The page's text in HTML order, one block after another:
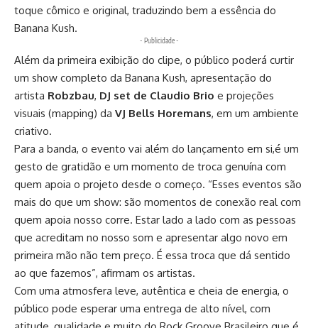
toque cômico e original, traduzindo bem a essência do
Banana Kush.
- Publicidade -
Além da primeira exibição do clipe, o público poderá curtir
um show completo da Banana Kush, apresentação do
artista Robzbau, DJ set de Claudio Brio e projeções
visuais (mapping) da VJ Bells Horemans, em um ambiente
criativo.
Para a banda, o evento vai além do lançamento em si,é um
gesto de gratidão e um momento de troca genuína com
quem apoia o projeto desde o começo. “Esses eventos são
mais do que um show: são momentos de conexão real com
quem apoia nosso corre. Estar lado a lado com as pessoas
que acreditam no nosso som e apresentar algo novo em
primeira mão não tem preço. É essa troca que dá sentido
ao que fazemos”, afirmam os artistas.
Com uma atmosfera leve, autêntica e cheia de energia, o
público pode esperar uma entrega de alto nível, com